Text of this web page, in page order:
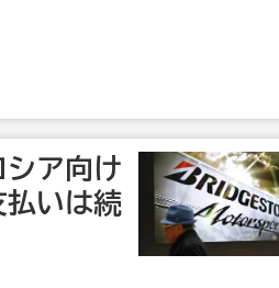
ア向け
いは続